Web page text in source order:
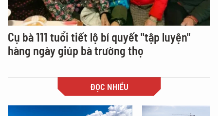
Cụ bà 111 tuổi tiết lộ bí quyết "tập luyện"
hàng ngày giúp bà trường thọ
ĐỌC NHIỀU